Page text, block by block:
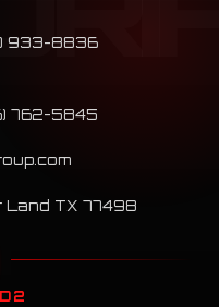
933-8836
762-5845
Land TX 77498